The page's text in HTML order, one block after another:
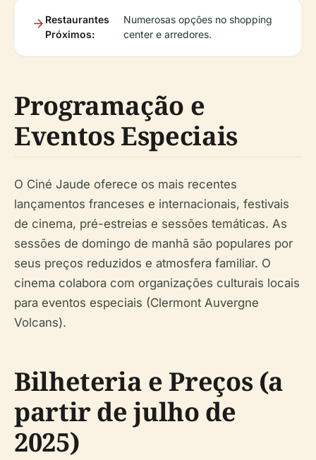
Restaurantes
Próximos:
Numerosas opções no shopping
center e arredores.
Programação e
Eventos Especiais
O Ciné Jaude oferece os mais recentes
lançamentos franceses e internacionais, festivais
de cinema, pré-estreias e sessões temáticas. As
sessões de domingo de manhã são populares por
seus preços reduzidos e atmosfera familiar. O
cinema colabora com organizações culturais locais
para eventos especiais (Clermont Auvergne
Volcans).
Bilheteria e Preços (a
partir de julho de
2025)